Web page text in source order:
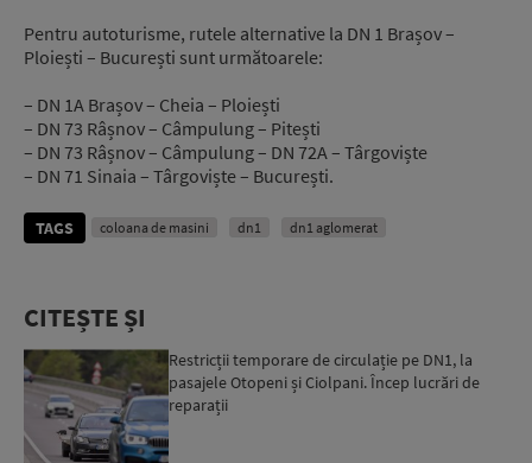
Pentru autoturisme, rutele alternative la DN 1 Brașov –
Ploiești – București sunt următoarele:
– DN 1A Brașov – Cheia – Ploiești
– DN 73 Râșnov – Câmpulung – Pitești
– DN 73 Râșnov – Câmpulung – DN 72A – Târgoviște
– DN 71 Sinaia – Târgoviște – București.
TAGS coloana de masini dn1 dn1 aglomerat
CITEȘTE ȘI
Restricții temporare de circulație pe DN1, la
pasajele Otopeni și Ciolpani. Încep lucrări de
reparații